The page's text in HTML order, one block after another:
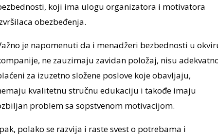
koji ima ulogu organizatora i motivatora
obezbeđenja.
je napomenuti da i menadžeri bezbednosti u
ne zauzimaju zavidan položaj, nisu
za izuzetno složene poslove koje obavljaju,
kvalitetnu stručnu edukaciju i takođe imaju
problem sa sopstvenom motivacijom.
polako se razvija i raste svest o potrebama i